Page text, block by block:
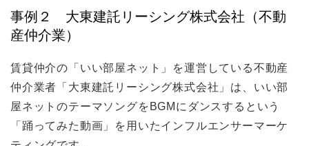
事例２ 大東建託リーシング株式会社（不動
産仲介業）
賃貸仲介の「いい部屋ネット」を運営している不動産
仲介業者「大東建託リーシング株式会社」は、いい部
屋ネットのテーマソングをBGMにダンスするという
「踊ってみた動画」を用いたインフルエンサーマーケ